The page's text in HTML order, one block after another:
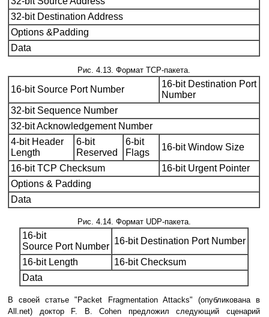
32-bit Destination Address
Options &Padding
Data
Рис. 4.13. Формат TCP-пакета.
16-bit Source Port Number
16-bit Destination Port
Number
32-bit Sequence Number
32-bit Acknowledgement Number
4-bit Header
Length
6-bit
Reserved
6-bit
Flags
16-bit Window Size
16-bit TCP Checksum
16-bit Urgent Pointer
Options & Padding
Data
Рис. 4.14. Формат UDP-пакета.
16-bit
Source Port Number
16-bit Destination Port Number
16-bit Length
16-bit Checksum
Data
В своей статье "Packet Fragmentation Attacks" (опубликована в
All.net) доктор F. B. Cohen предложил следующий сценарий